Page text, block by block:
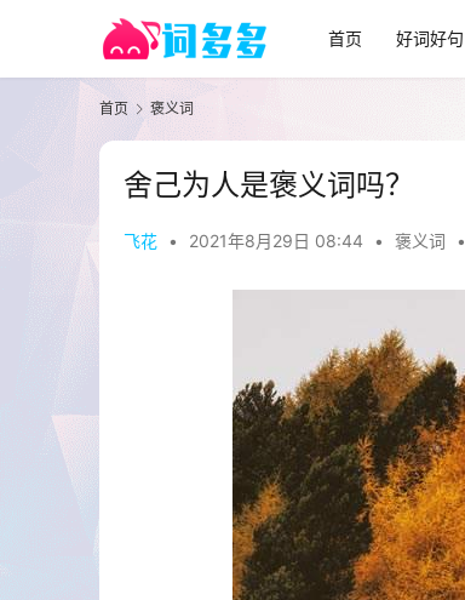
首页 好词好句
首页 褒义词
舍己为人是褒义词吗？
飞花 • 2021年8月29日 08:44 • 褒义词 •